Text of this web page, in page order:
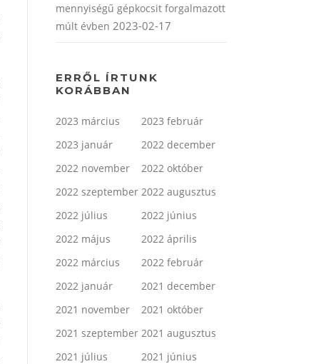
mennyiségű gépkocsit forgalmazott
múlt évben 2023-02-17
ERRŐL ÍRTUNK
KORÁBBAN
2023 március
2023 február
2023 január
2022 december
2022 november
2022 október
2022 szeptember 2022 augusztus
2022 július
2022 június
2022 május
2022 április
2022 március
2022 február
2022 január
2021 december
2021 november
2021 október
2021 szeptember 2021 augusztus
2021 július
2021 június